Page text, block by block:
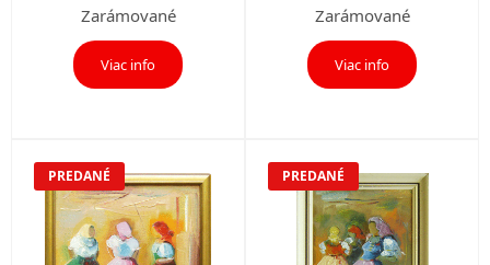
Zarámované
Viac info
Zarámované
Viac info
PREDANÉ PREDANÉ